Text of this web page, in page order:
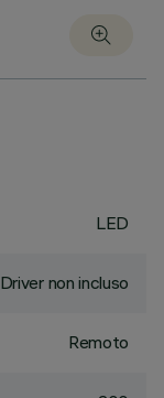
LED
Driver non incluso
Remoto